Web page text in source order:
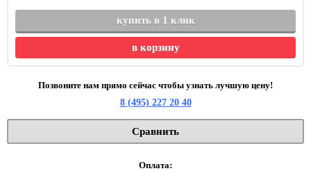
купить в 1 клик
в корзину
Позвоните нам прямо сейчас чтобы узнать лучшую цену!
8 (495) 227 20 40
Сравнить
Оплата: